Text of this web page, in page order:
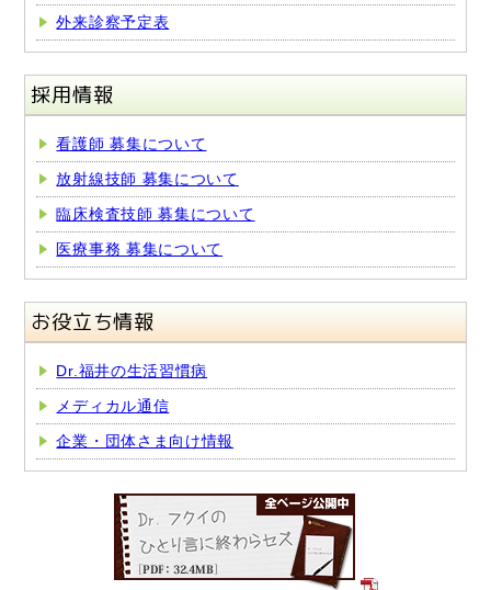
外来診察予定表
採用情報
看護師 募集について
放射線技師 募集について
臨床検査技師 募集について
医療事務 募集について
お役立ち情報
Dr.福井の生活習慣病
メディカル通信
企業・団体さま向け情報